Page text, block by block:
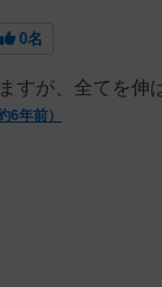
0名
すが、全てを伸
6年前）